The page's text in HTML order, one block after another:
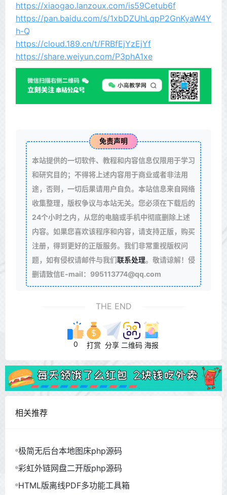
https://xiaogao.lanzoux.com/is59Cetub6f
https://pan.baidu.com/s/1xbDZUhLqpP2GnKyaW4Y
h-Q
https://cloud.189.cn/t/FRBfEjYzEjYf
https://share.weiyun.com/P3phA1xe
免责声明
本站提供的一切软件、教程和内容信息仅限用于学习
和研究目的；不得将上述内容用于商业或者非法用
途，否则，一切后果请用户自负。本站信息来自网络
收集整理，版权争议与本站无关。您必须在下载后的
24个小时之内，从您的电脑或手机中彻底删除上述
内容。如果您喜欢该程序和内容，请支持正版，购买
注册，得到更好的正版服务。我们非常重视版权问
题，如有侵权请邮件与我们联系处理。敬请谅解！侵
删请致信E-mail：995113774@qq.com
THE END
0 打赏 分享 二维码 海报
相关推荐
极简无后台本地图床php源码
彩虹外链网盘二开版php源码
HTML版离线PDF多功能工具箱